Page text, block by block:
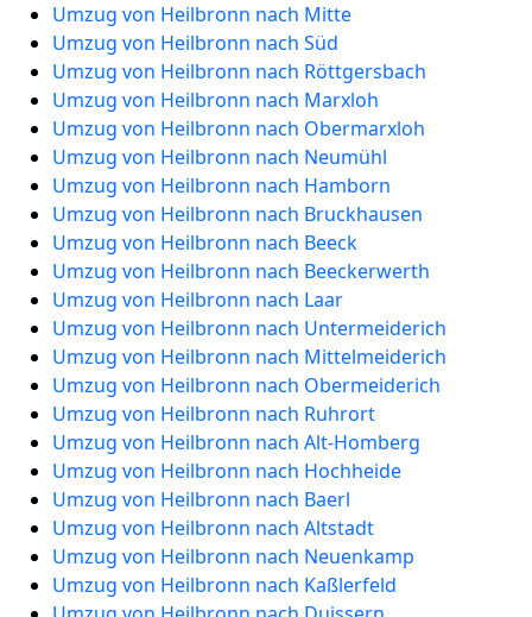
Umzug von Heilbronn nach Mitte
Umzug von Heilbronn nach Süd
Umzug von Heilbronn nach Röttgersbach
Umzug von Heilbronn nach Marxloh
Umzug von Heilbronn nach Obermarxloh
Umzug von Heilbronn nach Neumühl
Umzug von Heilbronn nach Hamborn
Umzug von Heilbronn nach Bruckhausen
Umzug von Heilbronn nach Beeck
Umzug von Heilbronn nach Beeckerwerth
Umzug von Heilbronn nach Laar
Umzug von Heilbronn nach Untermeiderich
Umzug von Heilbronn nach Mittelmeiderich
Umzug von Heilbronn nach Obermeiderich
Umzug von Heilbronn nach Ruhrort
Umzug von Heilbronn nach Alt-Homberg
Umzug von Heilbronn nach Hochheide
Umzug von Heilbronn nach Baerl
Umzug von Heilbronn nach Altstadt
Umzug von Heilbronn nach Neuenkamp
Umzug von Heilbronn nach Kaßlerfeld